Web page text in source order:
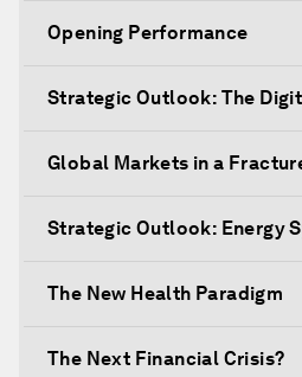
Opening Performance
Strategic Outlook: The
Global Markets in a
Strategic Outlook: Energy
The New Health Paradigm
The Next Financial Crisis?